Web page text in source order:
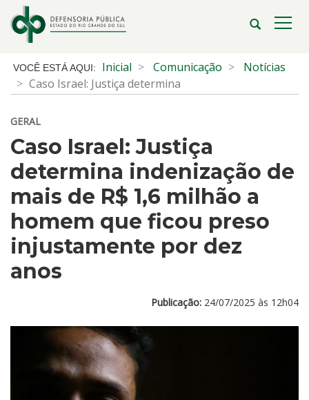
para
para
menu
para
busca
Abrir
Início
conteúdo
Inicial Comunicação
Notícias
Caso Israel: Justiça determina
GERAL
Caso Israel: Justiça
determina indenização de
mais de R$ 1,6 milhão a
homem que ficou preso
injustamente por dez
anos
Publicação: 24/07/2025 às 12h04